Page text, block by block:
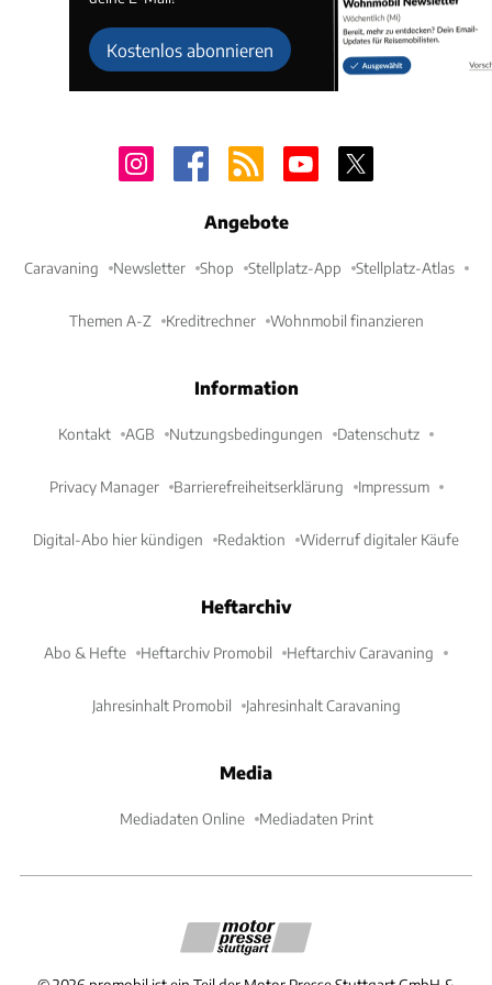
Kostenlos abonnieren
Angebote
Caravaning Newsletter Shop Stellplatz-App Stellplatz-Atlas
Themen A-Z Kreditrechner Wohnmobil finanzieren
Information
Kontakt AGB Nutzungsbedingungen Datenschutz
Privacy Manager Barrierefreiheitserklärung Impressum
Digital-Abo hier kündigen Redaktion Widerruf digitaler Käufe
Heftarchiv
Abo & Hefte Heftarchiv Promobil Heftarchiv Caravaning
Jahresinhalt Promobil Jahresinhalt Caravaning
Media
Mediadaten Online Mediadaten Print